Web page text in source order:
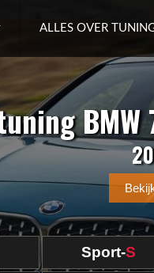
ALLES OVER
BMW
Sport-S